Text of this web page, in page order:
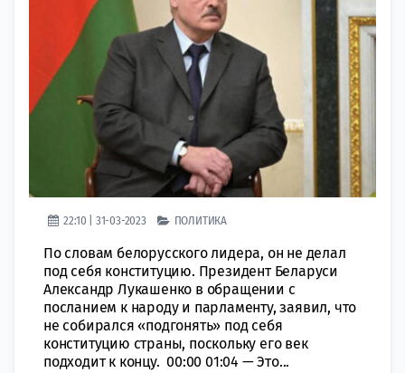
22:10 | 31-03-2023 ПОЛИТИКА
По словам белорусского лидера, он не делал
под себя конституцию. Президент Беларуси
Александр Лукашенко в обращении с
посланием к народу и парламенту, заявил, что
не собирался «подгонять» под себя
конституцию страны, поскольку его век
подходит к концу. 00:00 01:04 — Это...